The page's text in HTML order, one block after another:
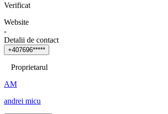
Verificat
Website
-
Detalii de contact
+407696*****
Proprietarul
AM
andrei micu